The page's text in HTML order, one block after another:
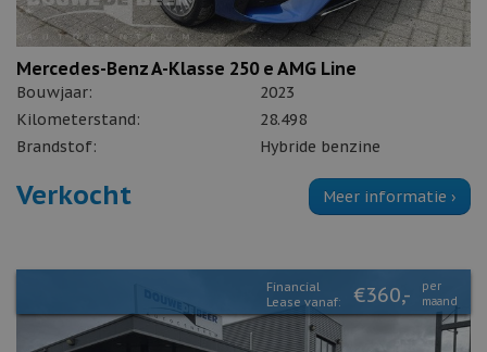
Mercedes-Benz A-Klasse 250 e AMG Line
Bouwjaar:
2023
Kilometerstand:
28.498
Brandstof:
Hybride benzine
Verkocht Meer informatie ›
Financial
Lease vanaf:
€360,-
per
maand